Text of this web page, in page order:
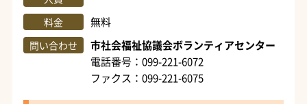
料金 無料
問い合わせ
市社会福祉協議会ボランティアセンター
電話番号：099-221-6072
ファクス：099-221-6075